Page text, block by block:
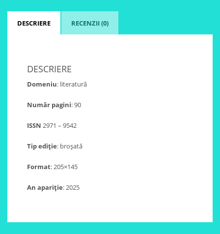
DESCRIERE RECENZII (0)
DESCRIERE
Domeniu: literatură
Număr pagini: 90
ISSN 2971 – 9542
Tip ediție: broșată
Format: 205×145
An apariție: 2025